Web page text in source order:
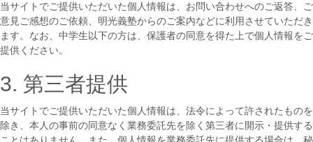
当サイトでご提供いただいた個人情報は、お問い合わせへのご返答、ご
意見ご感想のご依頼、明光義塾からのご案内などに利用させていただき
ます。なお、中学生以下の方は、保護者の同意を得た上で個人情報をご
提供ください。
3. 第三者提供
当サイトでご提供いただいた個人情報は、法令によって許されたものを
除き、本人の事前の同意なく業務委託先を除く第三者に開示・提供する